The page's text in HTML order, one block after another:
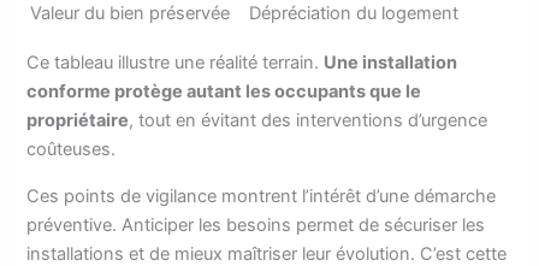
Valeur du bien préservée
Dépréciation du logement
Ce tableau illustre une réalité terrain. Une installation
conforme protège autant les occupants que le
propriétaire, tout en évitant des interventions d’urgence
coûteuses.
Ces points de vigilance montrent l’intérêt d’une démarche
préventive. Anticiper les besoins permet de sécuriser les
installations et de mieux maîtriser leur évolution. C’est cette